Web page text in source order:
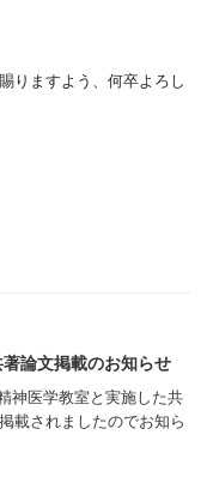
りますよう、何卒よろし
論文掲載のお知らせ
神医学教室と実施した共
載されましたのでお知ら